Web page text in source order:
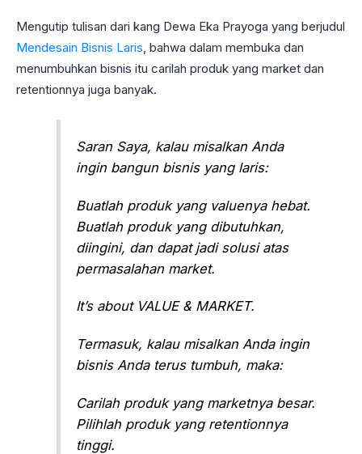
Mengutip tulisan dari kang Dewa Eka Prayoga yang berjudul
Mendesain Bisnis Laris , bahwa dalam membuka dan
menumbuhkan bisnis itu carilah produk yang market dan
retentionnya juga banyak.
Saran Saya, kalau misalkan Anda
ingin bangun bisnis yang laris:
Buatlah produk yang valuenya hebat.
Buatlah produk yang dibutuhkan,
diingini, dan dapat jadi solusi atas
permasalahan market.
It’s about VALUE & MARKET.
Termasuk, kalau misalkan Anda ingin
bisnis Anda terus tumbuh, maka:
Carilah produk yang marketnya besar.
Pilihlah produk yang retentionnya
tinggi.